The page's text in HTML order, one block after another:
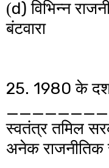
(d) विभिन्न
बंटवारा
25. 1980 के
स्वतंत्र तमिल
अनेक